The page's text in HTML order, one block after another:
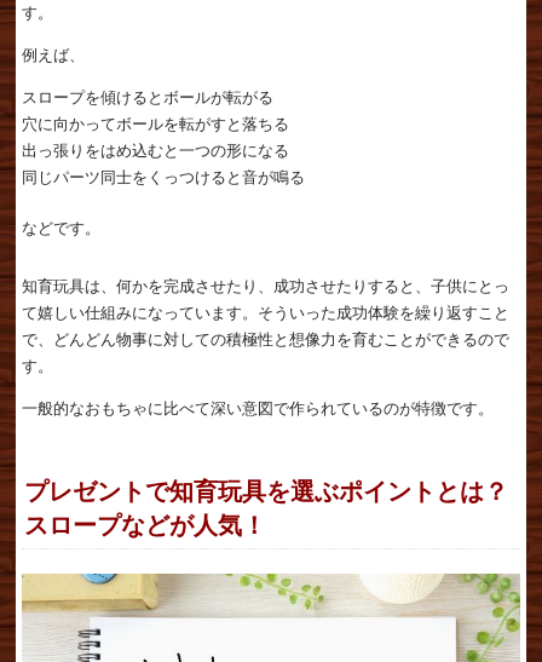
す。
例えば、
スロープを傾けるとボールが転がる
穴に向かってボールを転がすと落ちる
出っ張りをはめ込むと一つの形になる
同じパーツ同士をくっつけると音が鳴る
などです。
知育玩具は、何かを完成させたり、成功させたりすると、子供にとっ
て嬉しい仕組みになっています。そういった成功体験を繰り返すこと
で、どんどん物事に対しての積極性と想像力を育むことができるので
す。
一般的なおもちゃに比べて深い意図で作られているのが特徴です。
プレゼントで知育玩具を選ぶポイントとは？
スロープなどが人気！